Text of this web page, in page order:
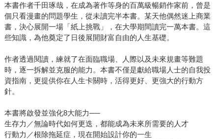
本書作者千田琢哉，在成為著作等身的百萬級暢銷作家前，曾是
個只看漫畫的問題學生，從未讀完半本書。某天他偶然迷上商業
書，決心展開一場「紙上挑戰」，在大學期間讀完一萬本書。這
些知識，為他奠定了日後展開財富自由的人生基礎。
作者透過閱讀，練就了在面臨職場、人際以及未來規畫等難題
時，逐一拆解並克服的能力。本書不僅是獻給職場人士的自我投
資指南，更提供你在人生卡關時，活得更好、更強大的行動方
針。
本書將啟發並強化8大能力──
生存力／無論時代如何更迭，都能成為未來所需要的人才
行動力／根除拖延症，現在開始設計你的一生